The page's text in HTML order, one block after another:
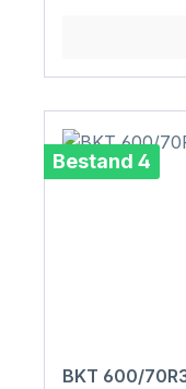
Bestand 4
BKT 600/